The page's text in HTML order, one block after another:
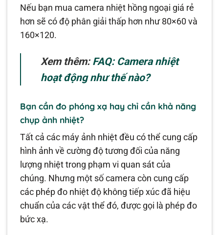
Nếu bạn mua camera nhiệt hồng ngoại giá rẻ
hơn sẽ có độ phân giải thấp hơn như 80×60 và
160×120.
Xem thêm: FAQ: Camera nhiệt
hoạt động như thế nào?
Bạn cần đo phóng xạ hay chỉ cần khả năng
chụp ảnh nhiệt?
Tất cả các máy ảnh nhiệt đều có thể cung cấp
hình ảnh về cường độ tương đối của năng
lượng nhiệt trong phạm vi quan sát của
chúng. Nhưng một số camera còn cung cấp
các phép đo nhiệt độ không tiếp xúc đã hiệu
chuẩn của các vật thể đó, được gọi là phép đo
bức xạ.